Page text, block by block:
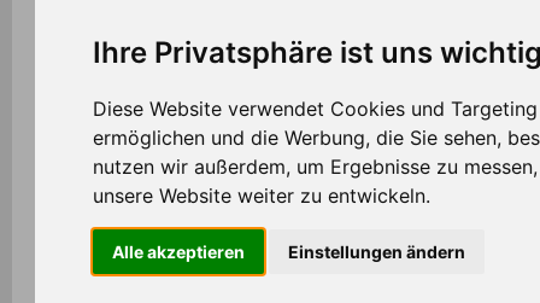
Ihre Privatsphäre ist uns
Diese Website verwendet Cookies und
ermöglichen und die Werbung, die Sie sehen,
nutzen wir außerdem, um Ergebnisse zu
unsere Website weiter zu entwickeln.
Alle akzeptieren Einstellungen ändern
>> Shopsystem
Shopsystem für E-Commerce + Re-Commerce
Das Ipilum Shopsystem bietet eine außergewöhnliche
Komplettlösung, die es Ihnen ermöglicht, sämtliche